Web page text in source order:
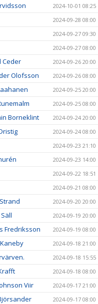
2024-10-01 08:25
2024-09-28 08:00
2024-09-27 09:30
2024-09-27 08:00
Ceder 2024-09-26 20:00
Olofsson 2024-09-26 08:00
2024-09-25 20:00
2024-09-25 08:00
Borneklint 2024-09-24 20:00
2024-09-24 08:00
2024-09-23 21:10
2024-09-23 14:00
2024-09-22 18:51
2024-09-21 08:00
2024-09-20 20:00
2024-09-19 20:00
Fredriksson 2024-09-19 08:00
2024-09-18 21:00
2024-09-18 15:55
2024-09-18 08:00
Viir 2024-09-17 21:00
2024-09-17 08:00